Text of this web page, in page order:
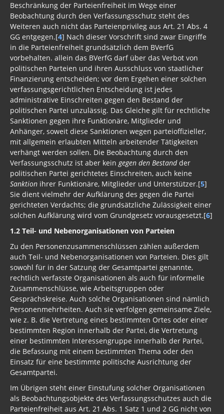
Beschränkung der Parteienfreiheit im Wege einer
Beobachtung durch den Verfassungsschutz steht des
Weiteren auch nicht das Parteienprivileg aus Art. 21 Abs. 4
GG entgegen.[4] Nach dieser Vorschrift sind zwar Eingriffe
in die Parteienfreiheit grundsätzlich dem BVerfG
vorbehalten. allein das BVerfG darf über das Verbot von
politischen Parteien und ihren Ausschluss von staatlicher
Finanzierung entscheiden; vor dem Ergehen einer solchen
verfassungsgerichtlichen Entscheidung ist jedes
administrative Einschreiten gegen den Bestand der
politischen Partei unzulässig. Das Gleiche gilt für rechtliche
Sanktionen gegen ihre Funktionäre, Mitglieder und
Anhänger, soweit diese Sanktionen wegen parteioffizieller,
mit allgemein erlaubten Mitteln arbeitender Tätigkeiten
verhängt werden sollen. Die Beobachtung durch den
Verfassungsschutz ist aber keingegen den Bestandder
politischen Partei gerichtetes Einschreiten, auch keine
Sanktion ihrer Funktionäre, Mitglieder und Unterstützer.[5]
Sie dient vielmehr der Aufklärung des gegen die Partei
gerichteten Verdachts; die grundsätzliche Zulässigkeit einer
solchen Aufklärung wird vom Grundgesetz vorausgesetzt.[6]
1.2 Teil- und Nebenorganisationen von Parteien
Zu den Personenzusammenschlüssen zählen außerdem
auch Teil- und Nebenorganisationen von Parteien. Dies gilt
sowohl für in der Satzung der Gesamtpartei genannte,
rechtlich verfasste Organisationen als auch für informelle
Zusammenschlüsse, wie Arbeitsgruppen oder
Gesprächskreise. Auch solche Organisationen sind nämlich
Personenmehrheiten. Auch sie verfolgen gemeinsame Ziele,
wie z. B. die Vertretung eines bestimmten Ortes oder einer
bestimmten Region innerhalb der Partei, die Vertretung
einer bestimmten Interessengruppe innerhalb der Partei,
die Befassung mit einem bestimmten Thema oder den
Einsatz für eine bestimmte politische Ausrichtung der
Gesamtpartei.
Im Übrigen steht einer Einstufung solcher Organisationen
als Beobachtungsobjekte des Verfassungsschutzes auch die
Parteienfreiheit aus Art. 21 Abs. 1 Satz 1 und 2 GG nicht von